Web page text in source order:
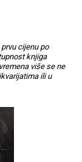
cijenu po
knjiga
više se ne
ili u